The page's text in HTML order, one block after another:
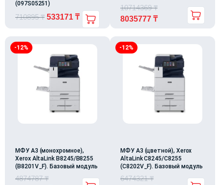
(097S05251)
710895₸ 533171 ₸
10714369₸
8035777 ₸
-12%
МФУ А3 (монохромное),
Xerox AltaLink B8245/B8255
(B8201V_F). Базовый модуль
4874787₸
-12%
МФУ А3 (цветной), Xerox
AltaLink C8245/C8255
(C8202V_F). Базовый модуль
6474321₸